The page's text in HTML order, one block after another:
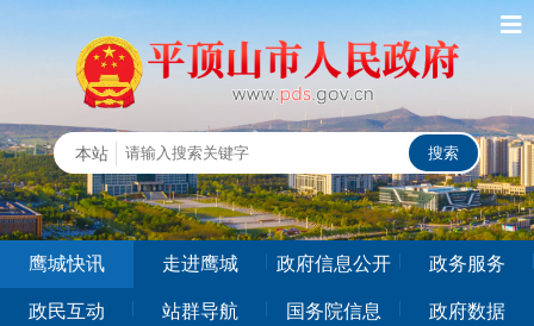
鹰城快讯 走进鹰城 政府信息公开 政务服务
政民互动 站群导航 国务院信息 政府数据